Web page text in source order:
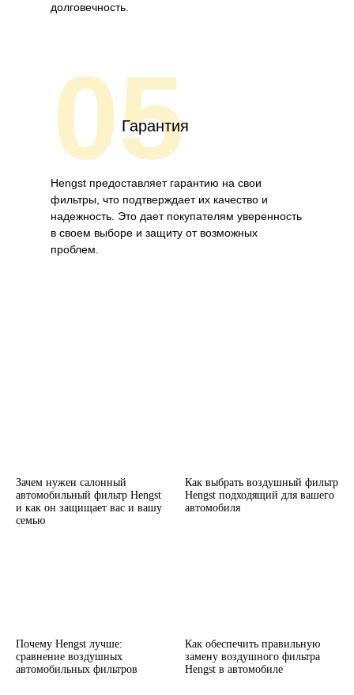
долговечность.
05
Гарантия
Hengst предоставляет гарантию на свои
фильтры, что подтверждает их качество и
надежность. Это дает покупателям уверенность
в своем выборе и защиту от возможных
проблем.
Зачем нужен салонный
автомобильный фильтр Hengst
и как он защищает вас и вашу
семью
Как выбрать воздушный фильтр
Hengst подходящий для вашего
автомобиля
Почему Hengst лучше:
сравнение воздушных
автомобильных фильтров
Как обеспечить правильную
замену воздушного фильтра
Hengst в автомобиле